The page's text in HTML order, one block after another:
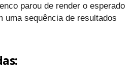
parou de render o esperado
uma sequência de resultados